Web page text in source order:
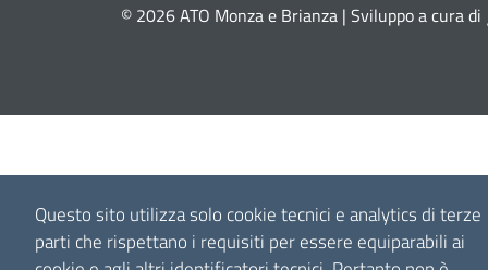
Questo sito utilizza solo cookie tecnici e analytics di terze
parti che rispettano i requisiti per essere equiparabili ai
© 2026 ATO Monza e Brianza | Sviluppo a cura di